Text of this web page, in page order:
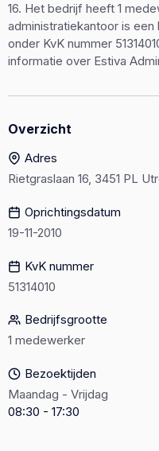
16. Het bedrijf heeft 1
administratiekantoor is
onder KvK nummer
informatie over Estiva
Overzicht
Adres
Rietgraslaan 16, 3451 PL
Oprichtingsdatum
19-11-2010
KvK nummer
51314010
Bedrijfsgrootte
1 medewerker
Bezoektijden
Maandag - Vrijdag
08:30 - 17:30